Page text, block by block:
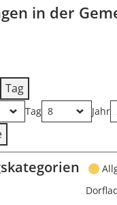
in der
Tag
Tag Jahr